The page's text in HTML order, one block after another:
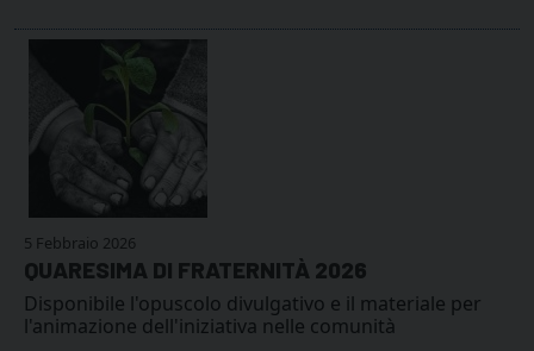
5 Febbraio 2026
QUARESIMA DI FRATERNITÀ 2026
Disponibile l'opuscolo divulgativo e il materiale per
l'animazione dell'iniziativa nelle comunità